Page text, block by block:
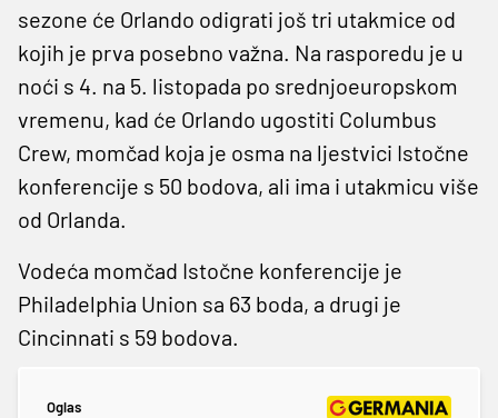
sezone će Orlando odigrati još tri utakmice od
kojih je prva posebno važna. Na rasporedu je u
noći s 4. na 5. listopada po srednjoeuropskom
vremenu, kad će Orlando ugostiti Columbus
Crew, momčad koja je osma na ljestvici Istočne
konferencije s 50 bodova, ali ima i utakmicu više
od Orlanda.
Vodeća momčad Istočne konferencije je
Philadelphia Union sa 63 boda, a drugi je
Cincinnati s 59 bodova.
Oglas